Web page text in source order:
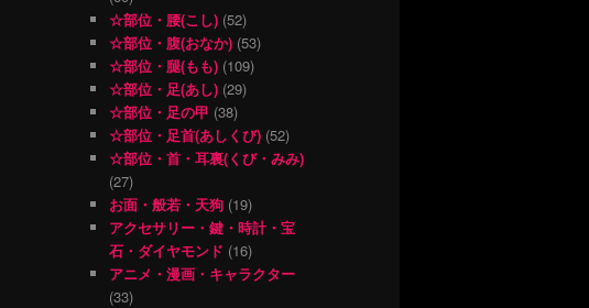
☆部位・腰(こし) (52)
☆部位・腹(おなか) (53)
☆部位・腿(もも) (109)
☆部位・足(あし) (29)
☆部位・足の甲 (38)
☆部位・足首(あしくび) (52)
☆部位・首・耳裏(くび・みみ)
(27)
お面・般若・天狗 (19)
アクセサリー・鍵・時計・宝
石・ダイヤモンド (16)
アニメ・漫画・キャラクター
(33)